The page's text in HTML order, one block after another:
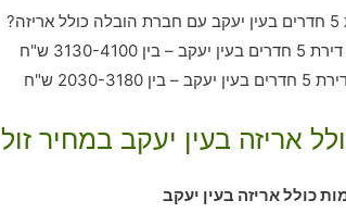
4100 ש"ח
3180 ש"ח
אריזה בעין יעקב במחיר זול
כולל אריזה בעין יעקב